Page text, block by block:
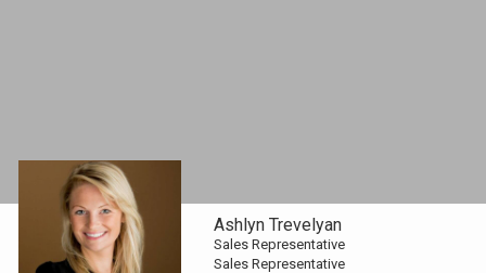
Ashlyn Trevelyan
Sales Representative
Sales Representative